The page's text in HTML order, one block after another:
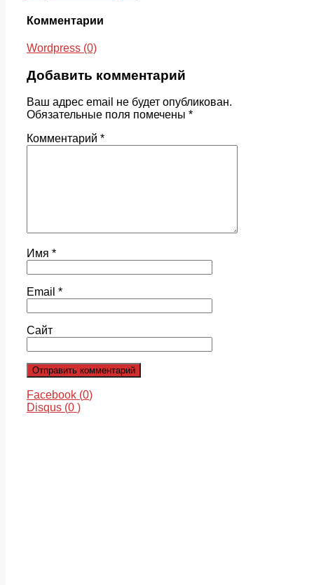
Комментарии
Wordpress (0)
Добавить комментарий
Ваш адрес email не будет опубликован.
Обязательные поля помечены *
Комментарий *
Имя *
Email *
Сайт
Facebook (0)
Disqus (0 )